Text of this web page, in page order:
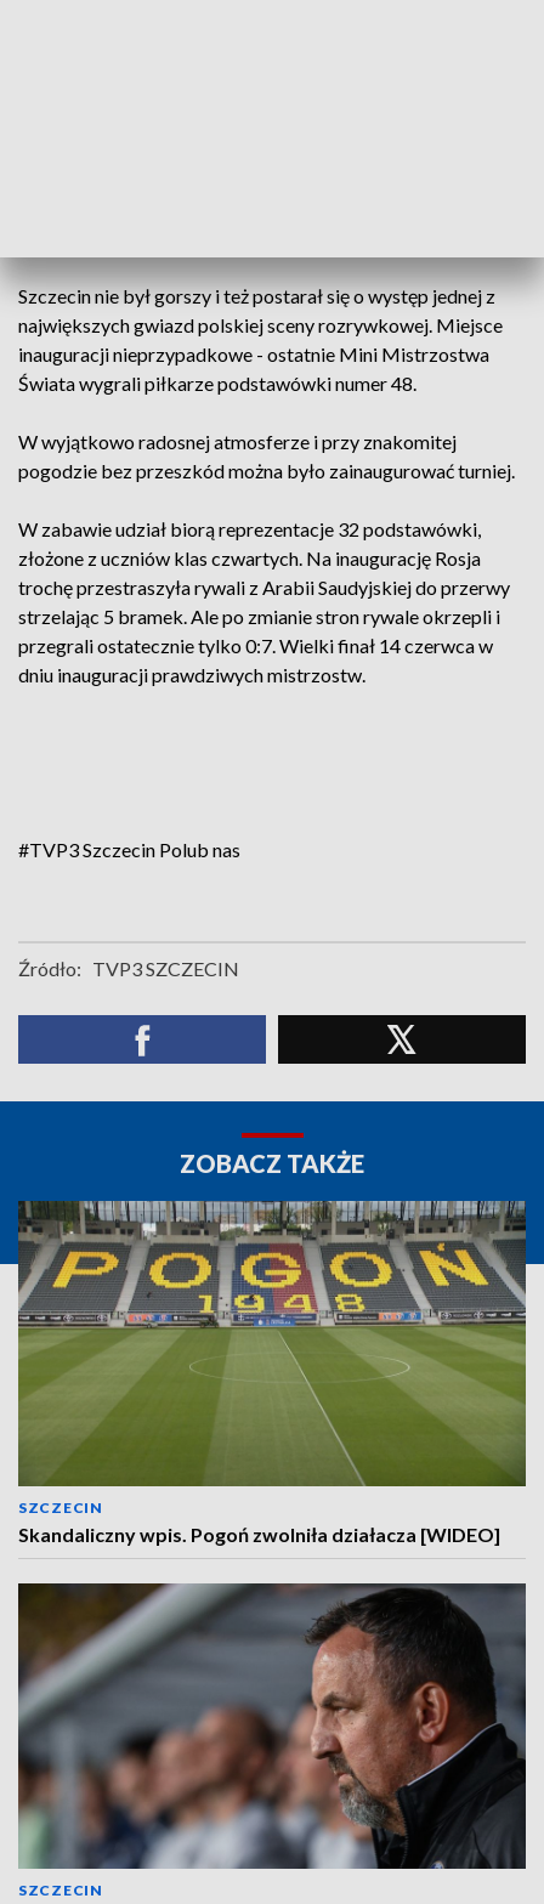
Szczecin nie był gorszy i też postarał się o występ jednej z
największych gwiazd polskiej sceny rozrywkowej. Miejsce
inauguracji nieprzypadkowe - ostatnie Mini Mistrzostwa
Świata wygrali piłkarze podstawówki numer 48.
W wyjątkowo radosnej atmosferze i przy znakomitej
pogodzie bez przeszkód można było zainaugurować turniej.
W zabawie udział biorą reprezentacje 32 podstawówki,
złożone z uczniów klas czwartych. Na inaugurację Rosja
trochę przestraszyła rywali z Arabii Saudyjskiej do przerwy
strzelając 5 bramek. Ale po zmianie stron rywale okrzepli i
przegrali ostatecznie tylko 0:7. Wielki finał 14 czerwca w
dniu inauguracji prawdziwych mistrzostw.
#TVP3 Szczecin Polub nas
Źródło: TVP3 SZCZECIN
ZOBACZ TAKŻE
SZCZECIN
Skandaliczny wpis. Pogoń zwolniła działacza [WIDEO]
SZCZECIN